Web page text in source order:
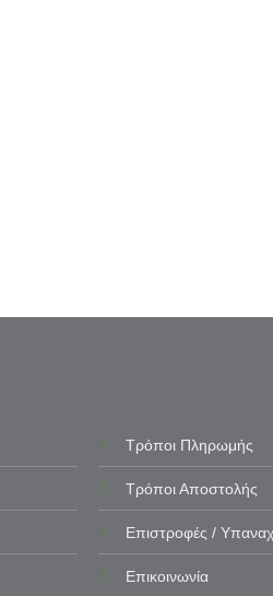
Τρόποι Πληρωμής
Τρόποι Αποστολής
Επιστροφές /
Επικοινωνία